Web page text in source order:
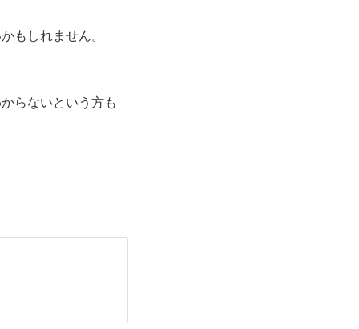
もしれません。
らないという方も